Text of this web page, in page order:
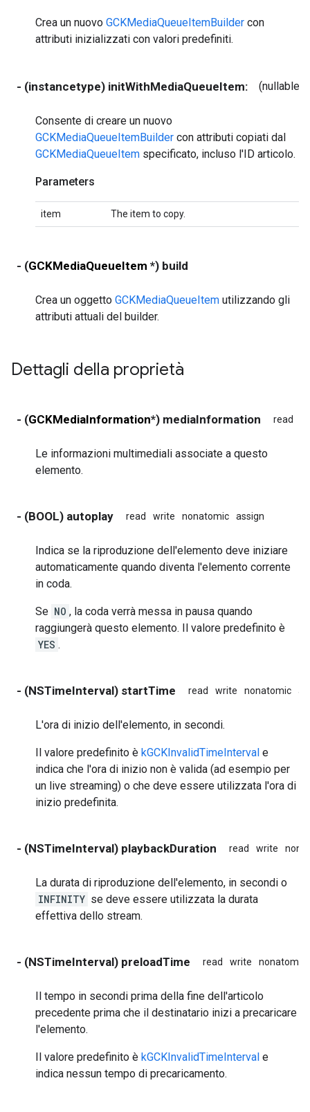
Crea un nuovo GCKMediaQueueItemBuilder con
attributi inizializzati con valori predefiniti.
- (instancetype) initWithMediaQueueItem: (nullable
Consente di creare un nuovo
GCKMediaQueueItemBuilder con attributi copiati dal
GCKMediaQueueItem specificato, incluso l'ID articolo.
Parameters
item The item to copy.
- (GCKMediaQueueItem *) build
Crea un oggetto GCKMediaQueueItem utilizzando gli
attributi attuali del builder.
Dettagli della proprietà
- (GCKMediaInformation*) mediaInformation read
Le informazioni multimediali associate a questo
elemento.
- (BOOL) autoplay read write nonatomic assign
Indica se la riproduzione dell'elemento deve iniziare
automaticamente quando diventa l'elemento corrente
in coda.
Se NO , la coda verrà messa in pausa quando
raggiungerà questo elemento. Il valore predefinito è
YES .
- (NSTimeInterval) startTime read write nonatomic
L'ora di inizio dell'elemento, in secondi.
Il valore predefinito è kGCKInvalidTimeInterval e
indica che l'ora di inizio non è valida (ad esempio per
un live streaming) o che deve essere utilizzata l'ora di
inizio predefinita.
- (NSTimeInterval) playbackDuration read write
La durata di riproduzione dell'elemento, in secondi o
INFINITY se deve essere utilizzata la durata
effettiva dello stream.
- (NSTimeInterval) preloadTime read write nonatomic
Il tempo in secondi prima della fine dell'articolo
precedente prima che il destinatario inizi a precaricare
l'elemento.
Il valore predefinito è kGCKInvalidTimeInterval e
indica nessun tempo di precaricamento.